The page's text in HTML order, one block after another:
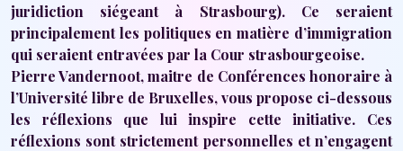
juridiction siégeant à Strasbourg). Ce seraient
principalement les politiques en matière d’immigration
qui seraient entravées par la Cour strasbourgeoise.
Pierre Vandernoot, maitre de Conférences honoraire à
l’Université libre de Bruxelles, vous propose ci-dessous
les réflexions que lui inspire cette initiative. Ces
réflexions sont strictement personnelles et n’engagent